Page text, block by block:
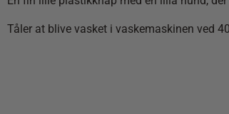
Tåler at blive vasket i vaskemaskinen ved